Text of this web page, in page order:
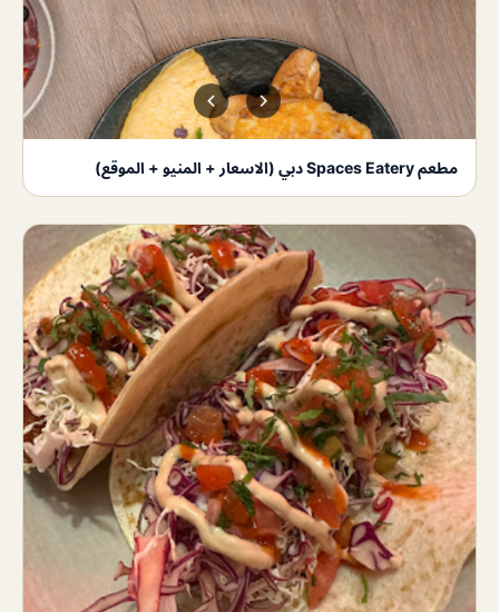
مطعم Spaces Eatery دبي (الاسعار + المنيو + الموقع)